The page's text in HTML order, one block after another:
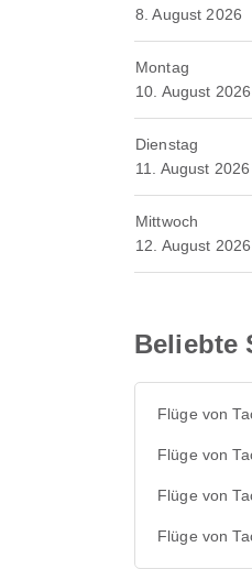
8. August 2026
Montag
10. August 2026
Dienstag
11. August 2026
Mittwoch
12. August 2026
Beliebte
Flüge von
Flüge von
Flüge von
Flüge von